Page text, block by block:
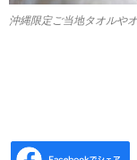
沖縄限定ご当地タオルや